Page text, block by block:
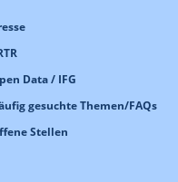
Data / IFG
gesuchte Themen/FAQs
Stellen